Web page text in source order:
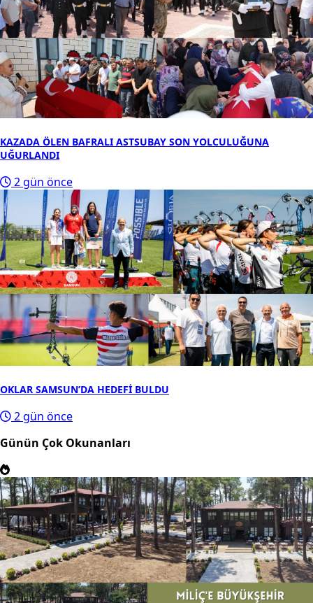
KAZADA ÖLEN BAFRALI ASTSUBAY SON YOLCULUĞUNA
UĞURLANDI
2 gün önce
OKLAR SAMSUN’DA HEDEFİ BULDU
2 gün önce
Günün Çok Okunanları